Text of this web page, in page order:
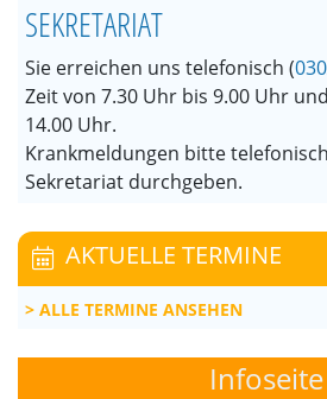
SEKRETARIAT
Sie erreichen uns telefonisch (
Zeit von 7.30 Uhr bis 9.00 Uhr
14.00 Uhr.
Krankmeldungen bitte
Sekretariat durchgeben.
AKTUELLE TERMINE
ALLE TERMINE ANSEHEN
Infoseite